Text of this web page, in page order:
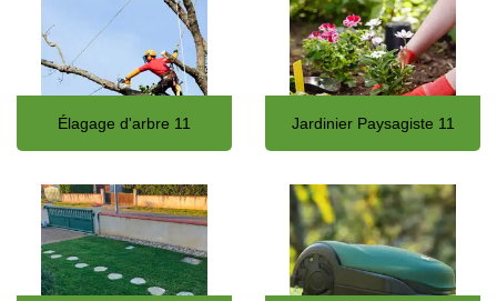
Élagage d'arbre 11 Jardinier Paysagiste 11